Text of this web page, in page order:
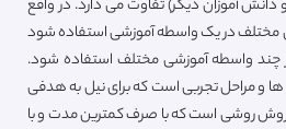
و دانش آموزان دیگر) تفاوت می دارد. در واقع
در یک واسطه آموزشی استفاده شود
واسطه آموزشی مختلف استفاده شود.
و مراحل تجربی است که برای نیل به هدفی
روشی است که با صرف کمترین مدت و با